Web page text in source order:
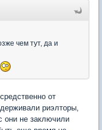
чем тут, да и
от
риэлторы,
они не заключили